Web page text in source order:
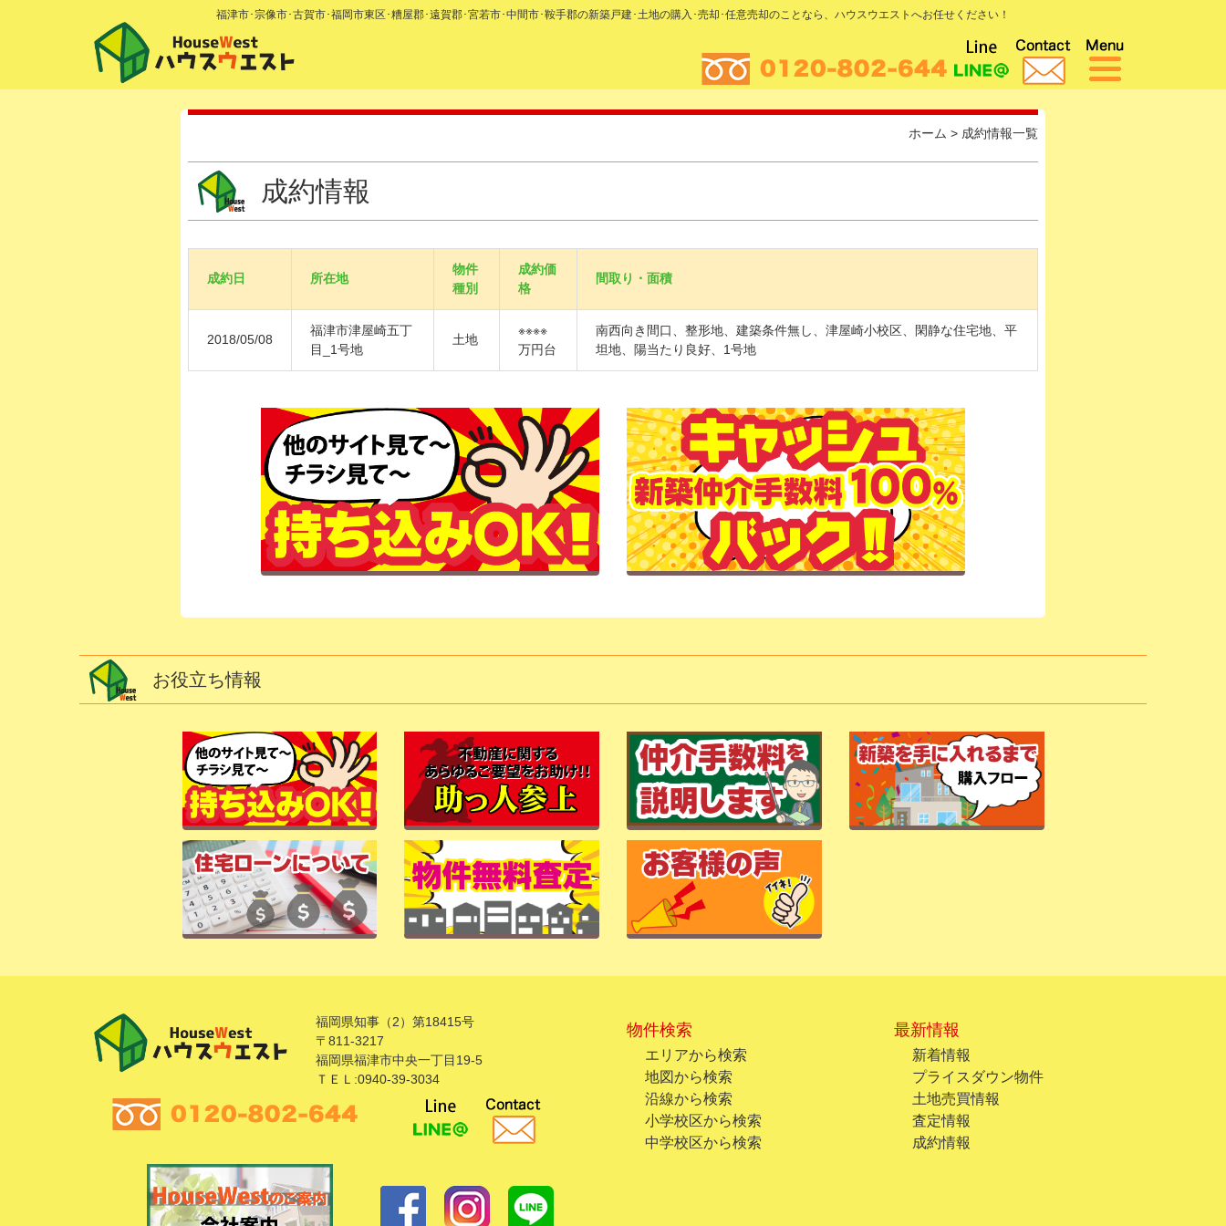
福津市･宗像市･古賀市･福岡市東区･糟屋郡･遠賀郡･宮若市･中間市･鞍手郡の新築戸建･土地の購入･売却･任意売却のことなら、ハウスウエストへお任せください！
ホーム > 成約情報一覧
成約情報
成約日 所在地
物件
種別
成約価
格
間取り・面積
2018/05/08
福津市津屋崎五丁
目_1号地
土地
※※※※
万円台
南西向き間口、整形地、建築条件無し、津屋崎小校区、閑静な住宅地、平
坦地、陽当たり良好、1号地
お役立ち情報
福岡県知事（2）第18415号
〒811-3217
福岡県福津市中央一丁目19-5
ＴＥＬ:0940-39-3034
物件検索
エリアから検索
地図から検索
沿線から検索
小学校区から検索
中学校区から検索
最新情報
新着情報
プライスダウン物件
土地売買情報
査定情報
成約情報